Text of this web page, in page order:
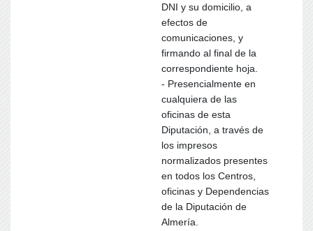
DNI y su domicilio, a
efectos de
comunicaciones, y
firmando al final de la
correspondiente hoja.
- Presencialmente en
cualquiera de las
oficinas de esta
Diputación, a través de
los impresos
normalizados presentes
en todos los Centros,
oficinas y Dependencias
de la Diputación de
Almería.